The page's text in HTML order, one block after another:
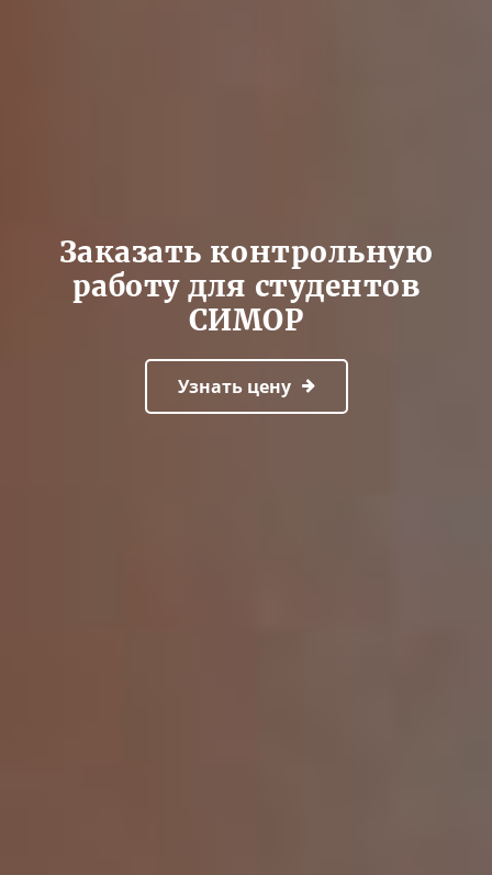
Заказать контрольную
работу для студентов
СИМОР
Узнать цену